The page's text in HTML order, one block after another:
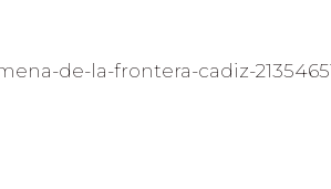
de-la-frontera-cadiz-